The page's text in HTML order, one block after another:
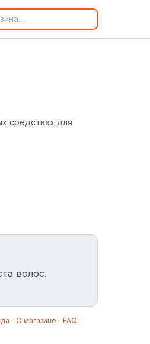
средствах для
волос.
· О магазине · FAQ ·